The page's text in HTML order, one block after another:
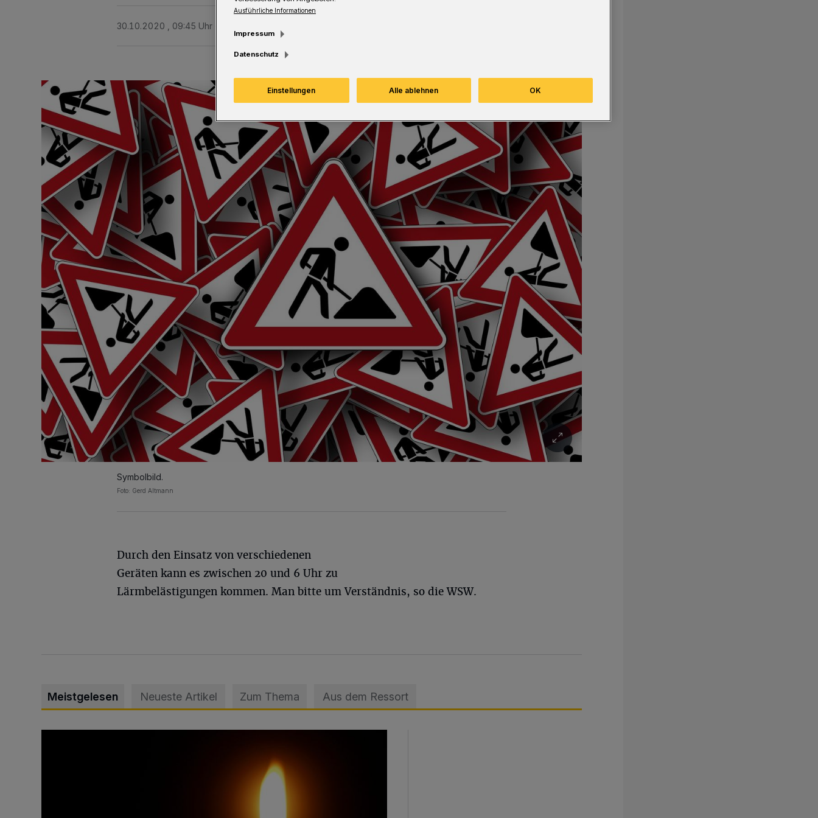
30.10.2020 , 09:45 Uhr
Symbolbild.
Foto: Gerd Altmann
Durch den Einsatz von verschiedenen
Geräten kann es zwischen 20 und 6 Uhr zu
Lärmbelästigungen kommen. Man bitte um Verständnis, so die WSW.
Meistgelesen Neueste Artikel Zum Thema Aus dem Ressort
Ausführliche Informationen
Impressum
Datenschutz
Einstellungen Alle ablehnen OK